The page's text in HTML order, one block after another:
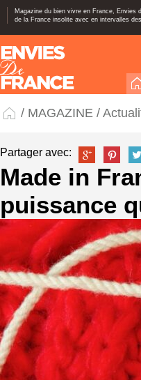
Magazine du bien vivre en France, Envies
de la France insolite avec en intervalles
/ MAGAZINE /
Partager avec:
Made in
puissance